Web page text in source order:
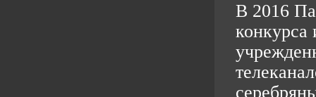
В 2016
конкурса